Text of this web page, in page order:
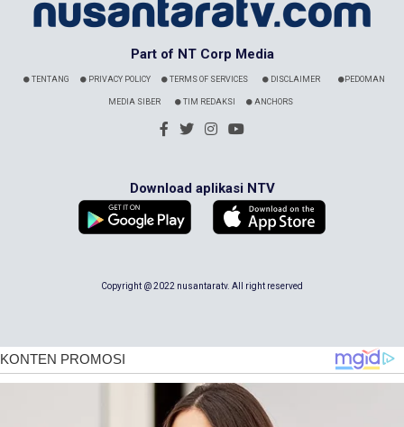
Part of NT Corp Media
TENTANG PRIVACY POLICY TERMS OF SERVICES DISCLAIMER PEDOMAN
MEDIA SIBER TIM REDAKSI ANCHORS
Download aplikasi NTV
Copyright @ 2022 nusantaratv. All right reserved